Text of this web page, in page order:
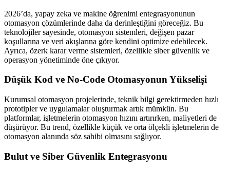
2026’da, yapay zeka ve makine öğrenimi entegrasyonunun
otomasyon çözümlerinde daha da derinleştiğini göreceğiz. Bu
teknolojiler sayesinde, otomasyon sistemleri, değişen pazar
koşullarına ve veri akışlarına göre kendini optimize edebilecek.
Ayrıca, özerk karar verme sistemleri, özellikle siber güvenlik ve
operasyon yönetiminde öne çıkıyor.
Düşük Kod ve No-Code Otomasyonun Yükselişi
Kurumsal otomasyon projelerinde, teknik bilgi gerektirmeden hızlı
prototipler ve uygulamalar oluşturmak artık mümkün. Bu
platformlar, işletmelerin otomasyon hızını artırırken, maliyetleri de
düşürüyor. Bu trend, özellikle küçük ve orta ölçekli işletmelerin de
otomasyon alanında söz sahibi olmasını sağlıyor.
Bulut ve Siber Güvenlik Entegrasyonu